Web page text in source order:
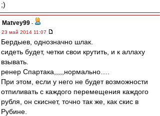
;)
Matvey99 -
23 май 2014 11:07
Бердыев, однозначно шлак.
сидеть будет, четки свои крутить, и к аллаху
взывать.
ренер Спартака,,,,,нормально….
При этом, если у него не будет возможности
отпиливать с каждого перемещения каждого
рубля, он скиснет, точно так же, как скис в
Рубине.